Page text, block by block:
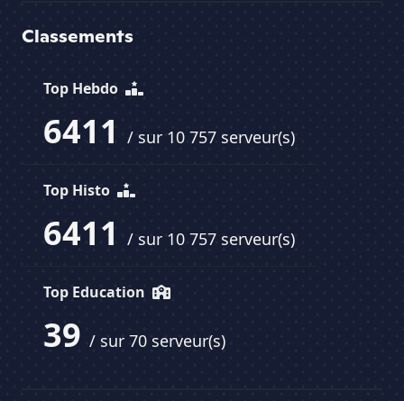
Classements
Top Hebdo
6411 / sur 10 757 serveur(s)
Top Histo
6411 / sur 10 757 serveur(s)
Top Education
39 / sur 70 serveur(s)